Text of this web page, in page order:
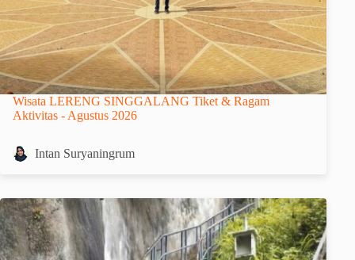
Wisata LERENG SINGGALANG Tiket & Ragam
Aktivitas - Agustus 2026
Intan Suryaningrum